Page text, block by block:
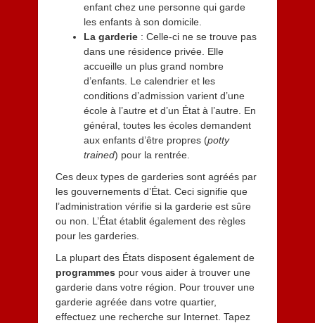
enfant chez une personne qui garde
les enfants à son domicile.
La garderie : Celle-ci ne se trouve pas
dans une résidence privée. Elle
accueille un plus grand nombre
d’enfants. Le calendrier et les
conditions d’admission varient d’une
école à l’autre et d’un État à l’autre. En
général, toutes les écoles demandent
aux enfants d’être propres (potty
trained) pour la rentrée.
Ces deux types de garderies sont agréés par
les gouvernements d’État. Ceci signifie que
l’administration vérifie si la garderie est sûre
ou non. L’État établit également des règles
pour les garderies.
La plupart des États disposent également de
programmes pour vous aider à trouver une
garderie dans votre région. Pour trouver une
garderie agréée dans votre quartier,
effectuez une recherche sur Internet. Tapez